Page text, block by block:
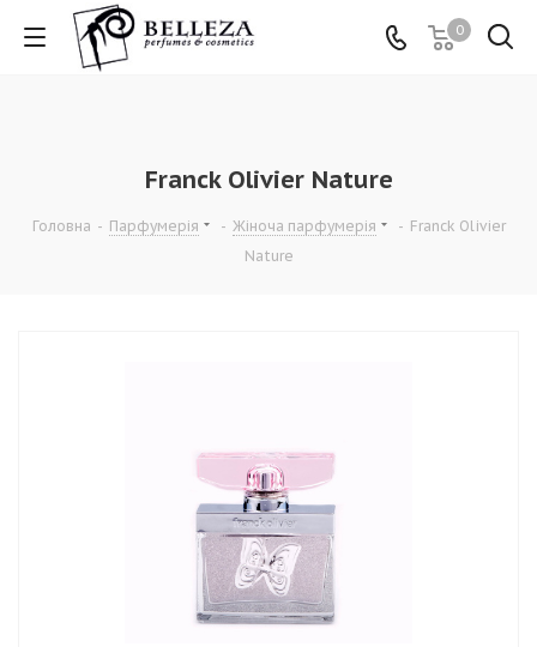
0
Franck Olivier Nature
Головна - Парфумерія - Жіноча парфумерія - Franck Olivier
Nature